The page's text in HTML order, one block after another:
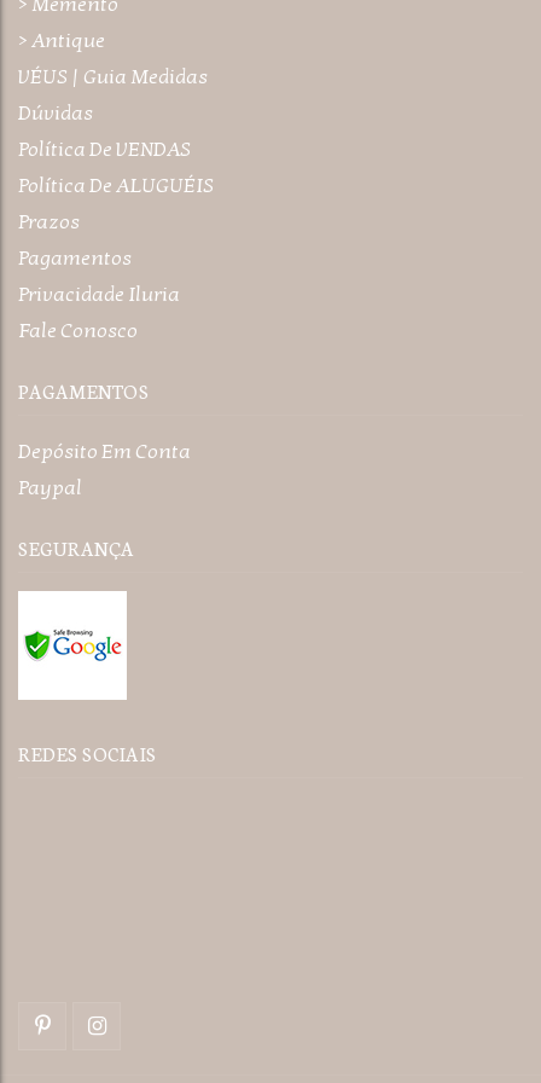
> Antique
VÉUS | Guia Medidas
Dúvidas
Política De VENDAS
Política De ALUGUÉIS
Prazos
Pagamentos
Privacidade Iluria
Fale Conosco
PAGAMENTOS
Depósito Em Conta
Paypal
SEGURANÇA
REDES SOCIAIS